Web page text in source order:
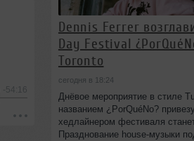
-54:16
Dennis Ferrer
Day Festival
Toronto
сегодня в 18:24
Днёвое мероприятие в стиле
названием ¿PorQuéNo?
хедлайнером фестиваля
Празднование house-музыки